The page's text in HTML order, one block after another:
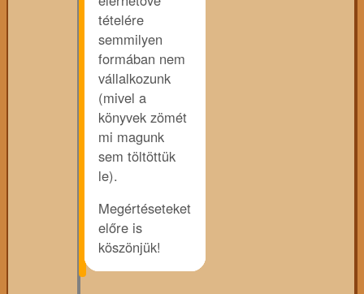
tételére
semmilyen
formában nem
vállalkozunk
(mivel a
könyvek zömét
mi magunk
sem töltöttük
le).
Megértéseteket
előre is
köszönjük!